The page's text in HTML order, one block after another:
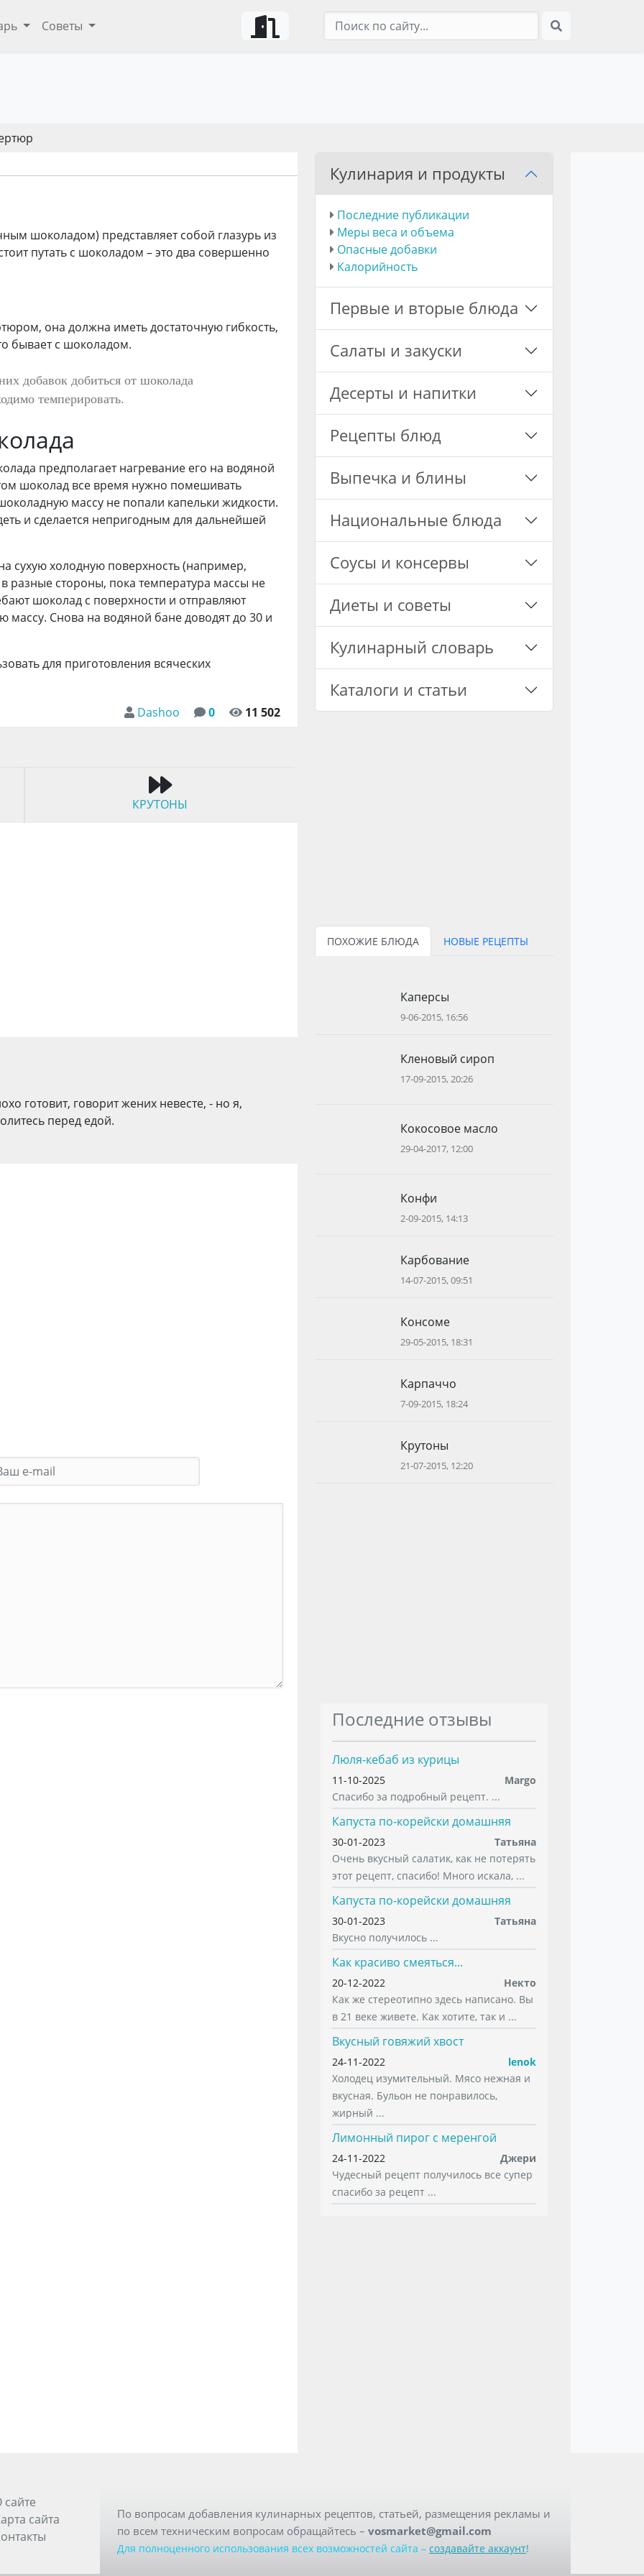
Советы
шоколадом) представляет собой глазурь из
путать с шоколадом – это два совершенно
она должна иметь достаточную гибкость,
бывает с шоколадом.
добавок добиться от шоколада
темперировать.
предполагает нагревание его на водяной
шоколад все время нужно помешивать
массу не попали капельки жидкости.
и сделается непригодным для дальнейшей
сухую холодную поверхность (например,
стороны, пока температура массы не
шоколад с поверхности и отправляют
Снова на водяной бане доводят до 30 и
для приготовления всяческих
Dashoo
0 11 502
КРУТОНЫ
готовит, говорит жених невесте, - но я,
перед едой.
Кулинария и продукты
Последние публикации
Меры веса и объема
Опасные добавки
Калорийность
Первые и вторые блюда
Салаты и закуски
Десерты и напитки
Рецепты блюд
Выпечка и блины
Национальные блюда
Соусы и консервы
Диеты и советы
Кулинарный словарь
Каталоги и статьи
ПОХОЖИЕ БЛЮДА НОВЫЕ РЕЦЕПТЫ
Каперсы
9-06-2015, 16:56
Кленовый сироп
17-09-2015, 20:26
Кокосовое масло
29-04-2017, 12:00
Конфи
2-09-2015, 14:13
Карбование
14-07-2015, 09:51
Консоме
29-05-2015, 18:31
Карпаччо
7-09-2015, 18:24
Крутоны
21-07-2015, 12:20
Последние отзывы
Люля-кебаб из курицы
11-10-2025
Margo
Спасибо за подробный рецепт. ...
Капуста по-корейски домашняя
30-01-2023
Татьяна
Очень вкусный салатик, как не потерять
этот рецепт, спасибо! Много искала, ...
Капуста по-корейски домашняя
30-01-2023
Татьяна
Вкусно получилось ...
Как красиво смеяться...
20-12-2022
Некто
Как же стереотипно здесь написано. Вы
в 21 веке живете. Как хотите, так и ...
Вкусный говяжий хвост
24-11-2022
lenok
Холодец изумительный. Мясо нежная и
вкусная. Бульон не понравилось,
жирный ...
Лимонный пирог с меренгой
24-11-2022
Джери
Чудесный рецепт получилось все супер
спасибо за рецепт ...
сайте
сайта
По вопросам добавления кулинарных рецептов, статьей, размещения рекламы и
по всем техническим вопросам обращайтесь – vosmarket@gmail.com
Для полноценного использования всех возможностей сайта – создавайте аккаунт!